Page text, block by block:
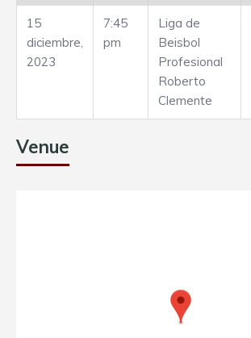
15
diciembre,
2023
7:45
pm
Liga de
Beisbol
Profesional
Roberto
Clemente
Venue